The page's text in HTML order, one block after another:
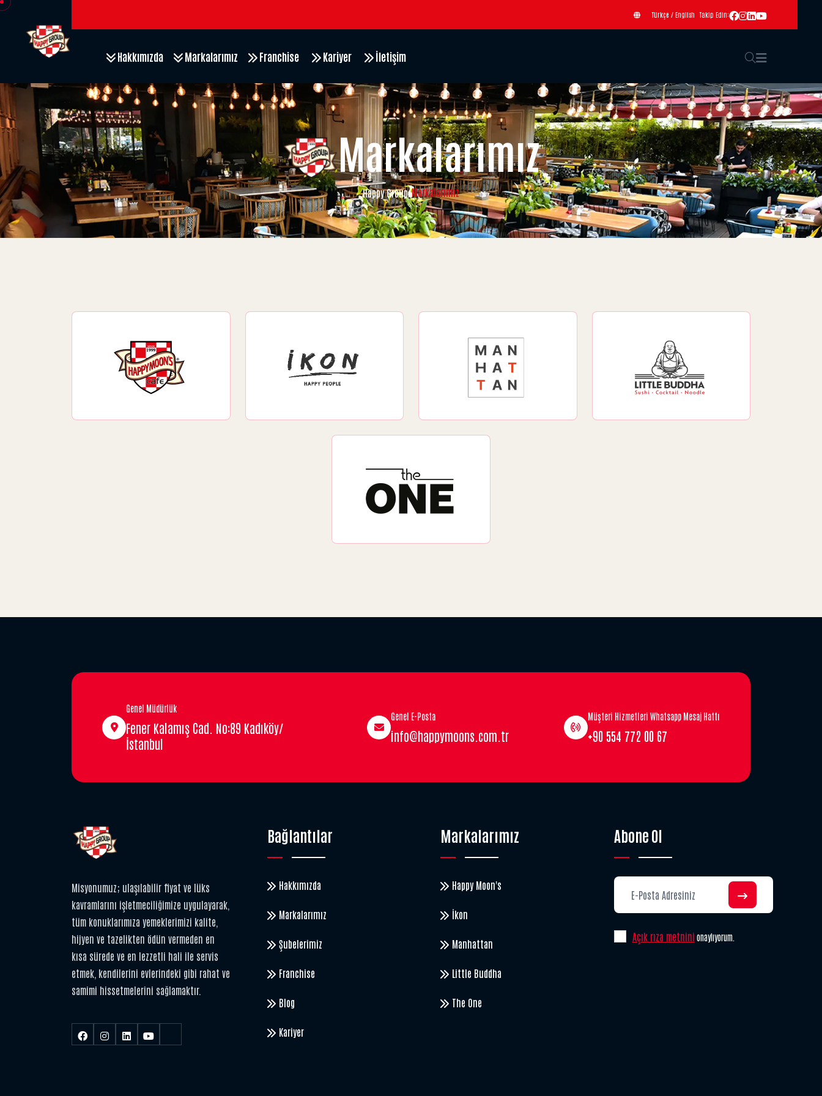
Türkçe / English Takip Edin:
Hakkımızda Markalarımız Franchise Kariyer İletişim
Markalarımız
Happy Group/Markalarımız
Genel Müdürlük
Fener Kalamış Cad. No:89 Kadıköy/
İstanbul
Genel E-Posta
info@happymoons.com.tr
Müşteri Hizmetleri Whatsapp Mesaj Hattı
+90 554 772 00 67
Misyonumuz; ulaşılabilir fiyat ve lüks
kavramlarını işletmeciliğimize uygulayarak,
tüm konuklarımıza yemeklerimizi kalite,
hijyen ve tazelikten ödün vermeden en
kısa sürede ve en lezzetli hali ile servis
etmek, kendilerini evlerindeki gibi rahat ve
samimi hissetmelerini sağlamaktır.
Bağlantılar
Hakkımızda
Markalarımız
Şubelerimiz
Franchise
Blog
Kariyer
Markalarımız
Happy Moon's
İkon
Manhattan
Little Buddha
The One
Abone Ol
Açık rıza metnini onaylıyorum.